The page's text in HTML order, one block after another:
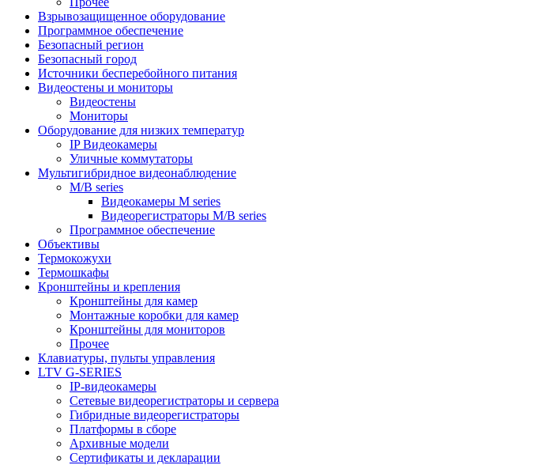
Взрывозащищенное оборудование
Программное обеспечение
Безопасный регион
Безопасный город
Источники бесперебойного питания
Видеостены и мониторы
Видеостены
Мониторы
Оборудование для низких температур
IP Видеокамеры
Уличные коммутаторы
Мультигибридное видеонаблюдение
M/B series
Видеокамеры M series
Видеорегистраторы M/B series
Программное обеспечение
Объективы
Термокожухи
Термошкафы
Кронштейны и крепления
Кронштейны для камер
Монтажные коробки для камер
Кронштейны для мониторов
Прочее
Клавиатуры, пульты управления
LTV G-SERIES
IP-видеокамеры
Сетевые видеорегистраторы и сервера
Гибридные видеорегистраторы
Платформы в сборе
Архивные модели
Сертификаты и декларации